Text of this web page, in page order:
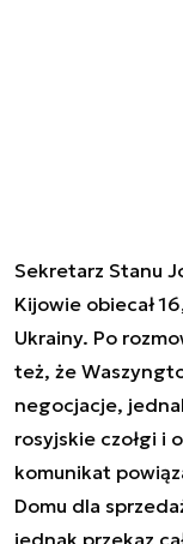
Sekretarz Stanu
Kijowie obiecał
Ukrainy. Po
też, że
negocjacje,
rosyjskie czołgi i
komunikat
Domu dla
jednak przekaz